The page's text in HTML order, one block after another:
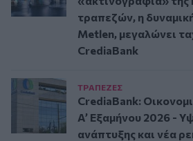
τραπεζών, η
Metlen, μεγαλώνει
CrediaBank
ΤΡAΠΕΖΕΣ
CrediaBank:
A’ Εξαμήνου 2026 -
ανάπτυξης και νέα